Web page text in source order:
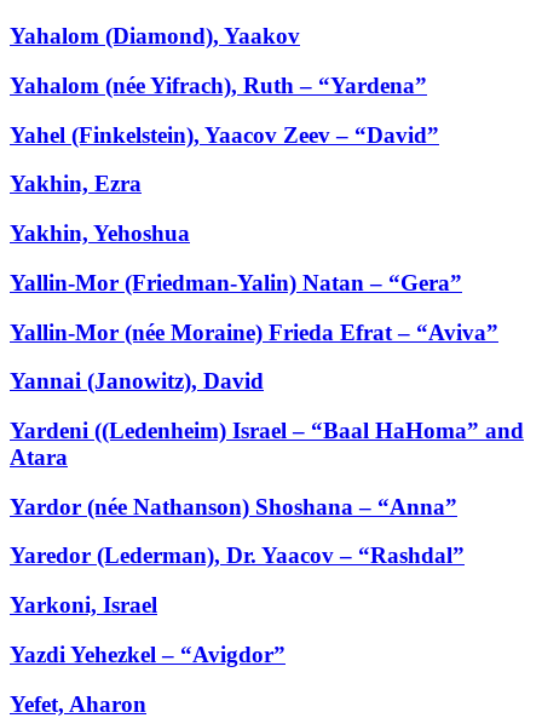
Yahalom (Diamond), Yaakov
Yahalom (née Yifrach), Ruth – “Yardena”
Yahel (Finkelstein), Yaacov Zeev – “David”
Yakhin, Ezra
Yakhin, Yehoshua
Yallin-Mor (Friedman-Yalin) Natan – “Gera”
Yallin-Mor (née Moraine) Frieda Efrat – “Aviva”
Yannai (Janowitz), David
Yardeni ((Ledenheim) Israel – “Baal HaHoma” and
Atara
Yardor (née Nathanson) Shoshana – “Anna”
Yaredor (Lederman), Dr. Yaacov – “Rashdal”
Yarkoni, Israel
Yazdi Yehezkel – “Avigdor”
Yefet, Aharon